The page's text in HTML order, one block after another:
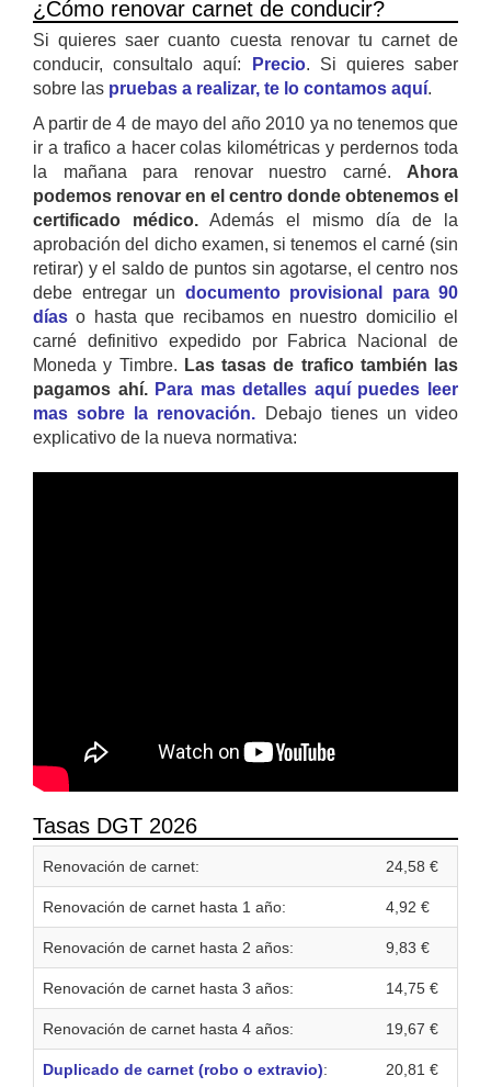
¿Cómo renovar carnet de conducir?
Si quieres saer cuanto cuesta renovar tu carnet de
conducir, consultalo aquí:
Precio. Si quieres saber
sobre las pruebas a realizar, te lo contamos aquí.
A partir de 4 de mayo del año 2010 ya no tenemos que
ir a trafico a hacer colas kilométricas y perdernos toda
la mañana para renovar nuestro carné. Ahora
podemos renovar en el centro donde obtenemos el
certificado médico. Además el mismo día de la
aprobación del dicho examen, si tenemos el carné (sin
retirar) y el saldo de puntos sin agotarse, el centro nos
debe entregar un documento provisional para 90
días o hasta que recibamos en nuestro domicilio el
carné definitivo expedido por Fabrica Nacional de
Moneda y Timbre. Las tasas de trafico también las
pagamos ahí. Para mas detalles aquí puedes leer
mas sobre la renovación. Debajo tienes un video
explicativo de la nueva normativa:
Tasas DGT 2026
Renovación de carnet: 24,58 €
Renovación de carnet hasta 1 año: 4,92 €
Renovación de carnet hasta 2 años: 9,83 €
Renovación de carnet hasta 3 años: 14,75 €
Renovación de carnet hasta 4 años: 19,67 €
Duplicado de carnet (robo o extravio): 20,81 €